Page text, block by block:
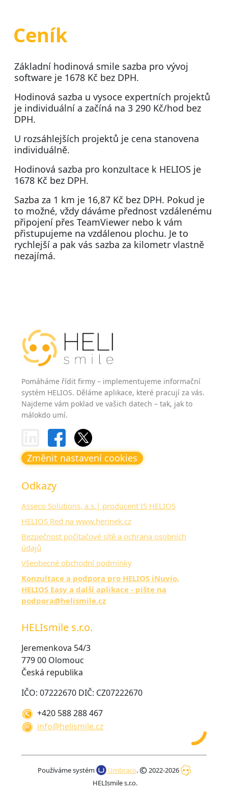
Ceník
Základní hodinová smile sazba pro vývoj
software je 1678 Kč bez DPH.
Hodinová sazba u vysoce expertních projektů
je individuální a začíná na 3 290 Kč/hod bez
DPH.
U rozsáhlejších projektů je cena stanovena
individuálně.
Hodinová sazba pro konzultace k HELIOS je
1678 Kč bez DPH.
Sazba za 1 km je 16,87 Kč bez DPH. Pokud je
to možné, vždy dáváme přednost vzdálenému
připojení přes TeamViewer nebo k vám
přistupujeme na vzdálenou plochu. Je to
rychlejší a pak vás sazba za kilometr vlastně
nezajímá.
Pomáháme řídit firmy – implementujeme informační
systém HELIOS. Děláme aplikace, které pracují za vás.
Najdeme vám poklad ve vašich datech – tak, jak to
málokdo umí.
Změnit nastavení cookies
Odkazy
Asseco Solutions, a.s.| producent IS HELIOS
HELIOS Red na www.herinek.cz
Bezpečnost počítačové sítě a ochrana osobních
údajů
Všeobecné obchodní podmínky
Konzultace a podpora pro HELIOS iNuvio,
HELIOS Easy a další aplikace - pište na
podpora@helismile.cz
HELIsmile s.r.o.
Jeremenkova 54/3
779 00 Olomouc
Česká republika
IČO: 07222670 DIČ: CZ07222670
+420 588 288 467
info@helismile.cz
Používáme systém Umbraco. © 2022-2026
HELIsmile s.r.o.